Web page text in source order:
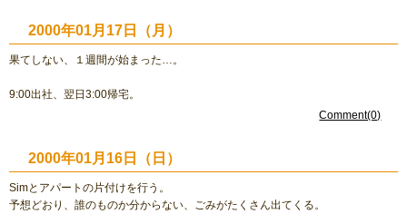
2000年01月17日（月）
果てしない、１週間が始まった…。
9:00出社、翌日3:00帰宅。
Comment(0)
2000年01月16日（日）
Simとアパートの片付けを行う。
予想どおり、誰のものか分からない、ごみがたくさん出てくる。